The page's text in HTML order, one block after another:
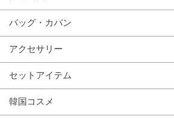
バッグ・カバン
アクセサリー
セットアイテム
韓国コスメ